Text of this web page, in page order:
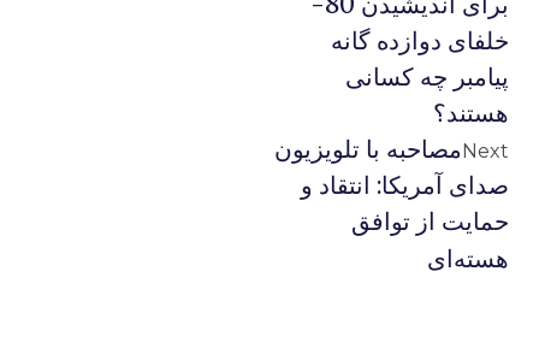
خلفای دوازده گانه
پیامبر چه کسانی
هستند؟
Nextمصاحبه با تلویزیون
صدای آمریکا: انتقاد و
حمایت از توافق
هسته‌ای